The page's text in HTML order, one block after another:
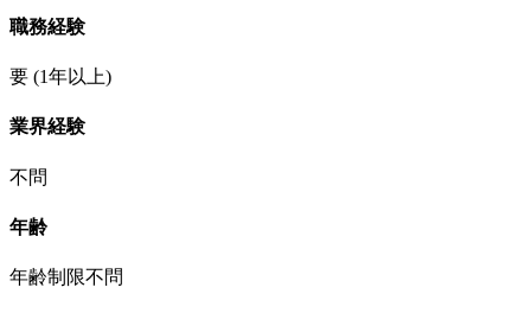
職務経験
要 (1年以上)
業界経験
不問
年齢
年齢制限不問